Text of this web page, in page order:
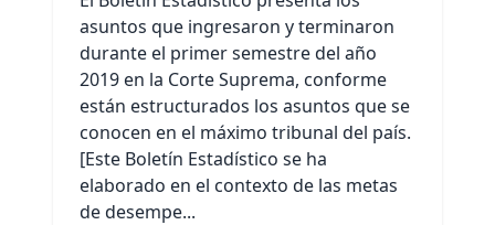
asuntos que ingresaron y terminaron
durante el primer semestre del año
2019 en la Corte Suprema, conforme
están estructurados los asuntos que se
conocen en el máximo tribunal del país.
[Este Boletín Estadístico se ha
elaborado en el contexto de las metas
de desempe...